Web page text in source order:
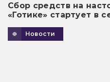
Сбор средств на
«Готике» стартует в
Новости